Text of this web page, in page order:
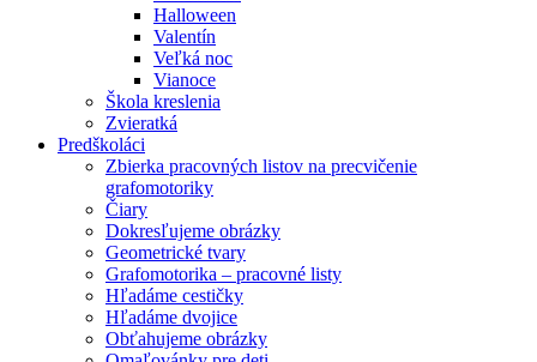
Halloween
Valentín
Veľká noc
Vianoce
Škola kreslenia
Zvieratká
Predškoláci
Zbierka pracovných listov na precvičenie
grafomotoriky
Čiary
Dokresľujeme obrázky
Geometrické tvary
Grafomotorika – pracovné listy
Hľadáme cestičky
Hľadáme dvojice
Obťahujeme obrázky